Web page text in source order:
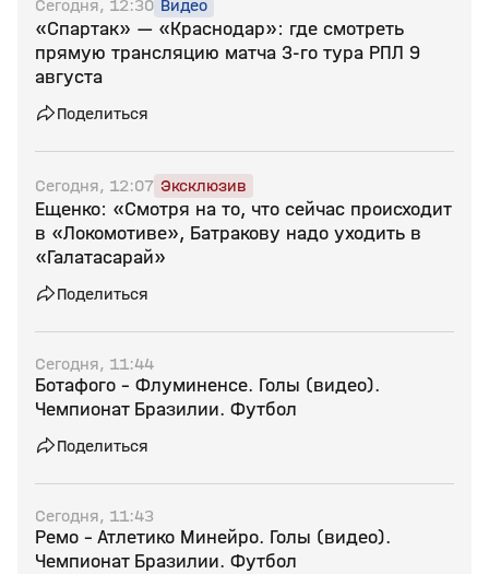
Сегодня, 12:30 Видео
«Спартак» — «Краснодар»: где смотреть
прямую трансляцию матча 3‑го тура РПЛ 9
августа
Поделиться
Сегодня, 12:07 Эксклюзив
Ещенко: «Смотря на то, что сейчас происходит
в «Локомотиве», Батракову надо уходить в
«Галатасарай»
Поделиться
Сегодня, 11:44
Ботафого - Флуминенсе. Голы (видео).
Чемпионат Бразилии. Футбол
Поделиться
Сегодня, 11:43
Ремо - Атлетико Минейро. Голы (видео).
Чемпионат Бразилии. Футбол